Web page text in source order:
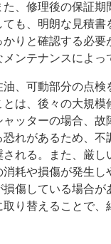
、修理後の保証
も、明朗な見積
りと確認する必
ンテナンスによっ
、可動部分の点
は、後々の大規
ッターの場合、
れがあるため、
れる。また、厳
耗や損傷が発生
傷している場合
り替えることで